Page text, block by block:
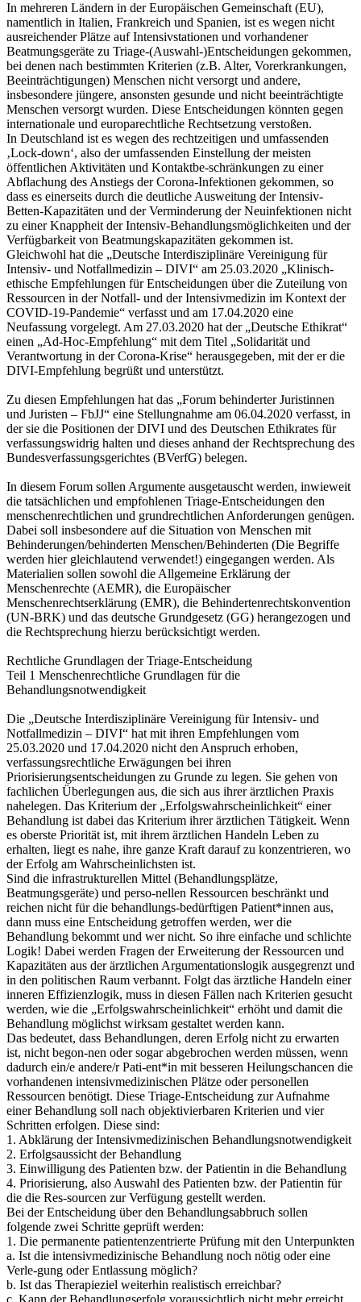
In mehreren Ländern in der Europäischen Gemeinschaft (EU),
namentlich in Italien, Frankreich und Spanien, ist es wegen nicht
ausreichender Plätze auf Intensivstationen und vorhandener
Beatmungsgeräte zu Triage-(Auswahl-)Entscheidungen gekommen,
bei denen nach bestimmten Kriterien (z.B. Alter, Vorerkrankungen,
Beeinträchtigungen) Menschen nicht versorgt und andere,
insbesondere jüngere, ansonsten gesunde und nicht beeinträchtigte
Menschen versorgt wurden. Diese Entscheidungen könnten gegen
internationale und europarechtliche Rechtsetzung verstoßen.
In Deutschland ist es wegen des rechtzeitigen und umfassenden
‚Lock-down‘, also der umfassenden Einstellung der meisten
öffentlichen Aktivitäten und Kontaktbe-schränkungen zu einer
Abflachung des Anstiegs der Corona-Infektionen gekommen, so
dass es einerseits durch die deutliche Ausweitung der Intensiv-
Betten-Kapazitäten und der Verminderung der Neuinfektionen nicht
zu einer Knappheit der Intensiv-Behandlungsmöglichkeiten und der
Verfügbarkeit von Beatmungskapazitäten gekommen ist.
Gleichwohl hat die „Deutsche Interdisziplinäre Vereinigung für
Intensiv- und Notfallmedizin – DIVI“ am 25.03.2020 „Klinisch-
ethische Empfehlungen für Entscheidungen über die Zuteilung von
Ressourcen in der Notfall- und der Intensivmedizin im Kontext der
COVID-19-Pandemie“ verfasst und am 17.04.2020 eine
Neufassung vorgelegt. Am 27.03.2020 hat der „Deutsche Ethikrat“
einen „Ad-Hoc-Empfehlung“ mit dem Titel „Solidarität und
Verantwortung in der Corona-Krise“ herausgegeben, mit der er die
DIVI-Empfehlung begrüßt und unterstützt.
Zu diesen Empfehlungen hat das „Forum behinderter Juristinnen
und Juristen – FbJJ“ eine Stellungnahme am 06.04.2020 verfasst, in
der sie die Positionen der DIVI und des Deutschen Ethikrates für
verfassungswidrig halten und dieses anhand der Rechtsprechung des
Bundesverfassungsgerichtes (BVerfG) belegen.
In diesem Forum sollen Argumente ausgetauscht werden, inwieweit
die tatsächlichen und empfohlenen Triage-Entscheidungen den
menschenrechtlichen und grundrechtlichen Anforderungen genügen.
Dabei soll insbesondere auf die Situation von Menschen mit
Behinderungen/behinderten Menschen/Behinderten (Die Begriffe
werden hier gleichlautend verwendet!) eingegangen werden. Als
Materialien sollen sowohl die Allgemeine Erklärung der
Menschenrechte (AEMR), die Europäischer
Menschenrechtserklärung (EMR), die Behindertenrechtskonvention
(UN-BRK) und das deutsche Grundgesetz (GG) herangezogen und
die Rechtsprechung hierzu berücksichtigt werden.
Rechtliche Grundlagen der Triage-Entscheidung
Teil 1 Menschenrechtliche Grundlagen für die
Behandlungsnotwendigkeit
Die „Deutsche Interdisziplinäre Vereinigung für Intensiv- und
Notfallmedizin – DIVI“ hat mit ihren Empfehlungen vom
25.03.2020 und 17.04.2020 nicht den Anspruch erhoben,
verfassungsrechtliche Erwägungen bei ihren
Priorisierungsentscheidungen zu Grunde zu legen. Sie gehen von
fachlichen Überlegungen aus, die sich aus ihrer ärztlichen Praxis
nahelegen. Das Kriterium der „Erfolgswahrscheinlichkeit“ einer
Behandlung ist dabei das Kriterium ihrer ärztlichen Tätigkeit. Wenn
es oberste Priorität ist, mit ihrem ärztlichen Handeln Leben zu
erhalten, liegt es nahe, ihre ganze Kraft darauf zu konzentrieren, wo
der Erfolg am Wahrscheinlichsten ist.
Sind die infrastrukturellen Mittel (Behandlungsplätze,
Beatmungsgeräte) und perso-nellen Ressourcen beschränkt und
reichen nicht für die behandlungs-bedürftigen Patient*innen aus,
dann muss eine Entscheidung getroffen werden, wer die
Behandlung bekommt und wer nicht. So ihre einfache und schlichte
Logik! Dabei werden Fragen der Erweiterung der Ressourcen und
Kapazitäten aus der ärztlichen Argumentationslogik ausgegrenzt und
in den politischen Raum verbannt. Folgt das ärztliche Handeln einer
inneren Effizienzlogik, muss in diesen Fällen nach Kriterien gesucht
werden, wie die „Erfolgswahrscheinlichkeit“ erhöht und damit die
Behandlung möglichst wirksam gestaltet werden kann.
Das bedeutet, dass Behandlungen, deren Erfolg nicht zu erwarten
ist, nicht begon-nen oder sogar abgebrochen werden müssen, wenn
dadurch ein/e andere/r Pati-ent*in mit besseren Heilungschancen die
vorhandenen intensivmedizinischen Plätze oder personellen
Ressourcen benötigt. Diese Triage-Entscheidung zur Aufnahme
einer Behandlung soll nach objektivierbaren Kriterien und vier
Schritten erfolgen. Diese sind:
1. Abklärung der Intensivmedizinischen Behandlungsnotwendigkeit
2. Erfolgsaussicht der Behandlung
3. Einwilligung des Patienten bzw. der Patientin in die Behandlung
4. Priorisierung, also Auswahl des Patienten bzw. der Patientin für
die die Res-sourcen zur Verfügung gestellt werden.
Bei der Entscheidung über den Behandlungsabbruch sollen
folgende zwei Schritte geprüft werden:
1. Die permanente patientenzentrierte Prüfung mit den Unterpunkten
a. Ist die intensivmedizinische Behandlung noch nötig oder eine
Verle-gung oder Entlassung möglich?
b. Ist das Therapieziel weiterhin realistisch erreichbar?